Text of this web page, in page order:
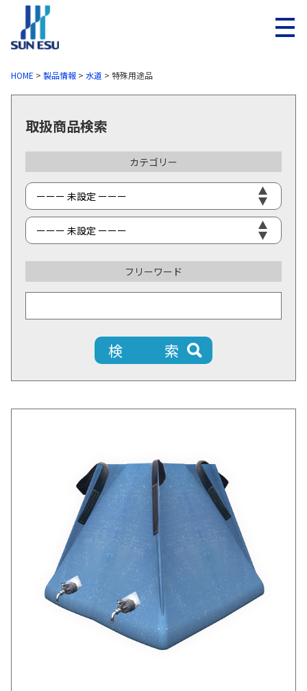
メニ
HOME > 製品情報 > 水道 > 特殊用途品
取扱商品検索
カテゴリー
フリーワード